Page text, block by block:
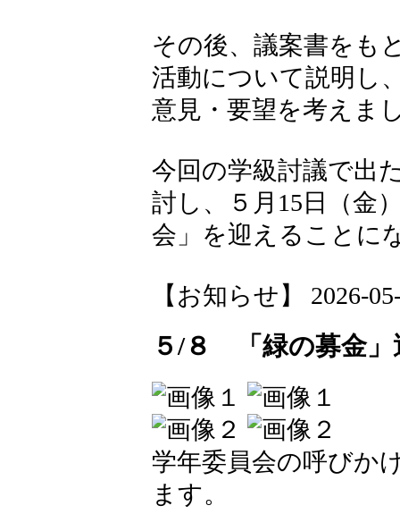
その後、議案書をも
活動について説明し
意見・要望を考えま
今回の学級討議で出
討し、５月15日（金
会」を迎えることに
【お知らせ】 2026-
５/８ 「緑の募金」
学年委員会の呼びか
ます。